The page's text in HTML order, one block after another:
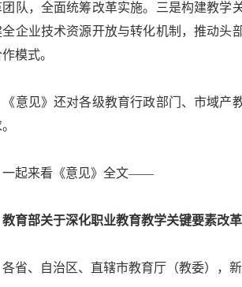
团队，全面统筹改革实施。三是构建教学
全企业技术资源开放与转化机制，推动头
模式。
见》还对各级教育行政部门、市域产教
来看《意见》全文——
部关于深化职业教育教学关键要素改
、自治区、直辖市教育厅（教委），新